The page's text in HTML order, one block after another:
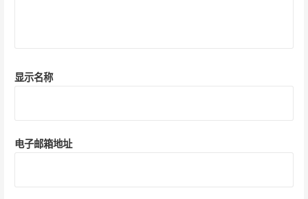
显示名称
电子邮箱地址